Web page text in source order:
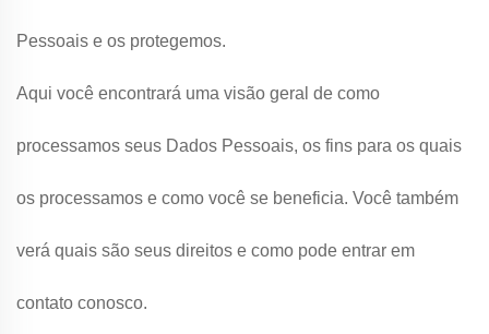
Pessoais e os protegemos.
Aqui você encontrará uma visão geral de como
processamos seus Dados Pessoais, os fins para os quais
os processamos e como você se beneficia. Você também
verá quais são seus direitos e como pode entrar em
contato conosco.